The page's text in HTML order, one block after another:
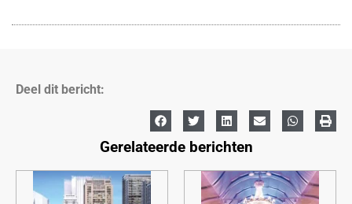
Deel dit bericht:
Gerelateerde berichten